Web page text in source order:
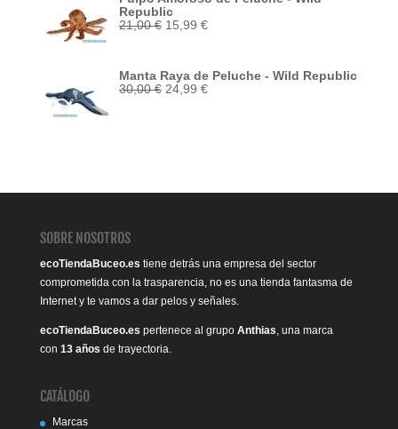
Republic
21,00€ El
21,00 €.
15,99 €El
15,99 €.
Manta Raya de Peluche - Wild Republic
30,00€ El
24,99 €El
SOBRE NOSOTROS
ecoTiendaBuceo.es tiene detrás una empresa del sector
comprometida con la trasparencia, no es una tienda fantasma de
Internet y te vamos a dar pelos y señales.
ecoTiendaBuceo.es pertenece al grupo Anthias , una marca
con 13 años de trayectoria.
CATÁLOGO
Marcas